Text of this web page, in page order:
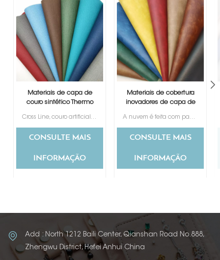
Materiais de capa de
couro sintético Thermo
Cross Line, couro artificial PU para capas de encadernação, confeccionado sem agredir a natureza e os animais, textura especial tipo têxtil.
CONSULTE MAIS
INFORMAÇÃO
Materiais de cobertura
inovadores de capa de
A nuvem é feita com papel removível e depois impressa com um desenho semelhante a uma nuvem. É lindo e clássico, escolhido por muitos clientes.
CONSULTE MAIS
INFORMAÇÃO
Add : North 1212 Baili Center, Qianshan Road No.888,
Zhengwu District, Hefei Anhui China